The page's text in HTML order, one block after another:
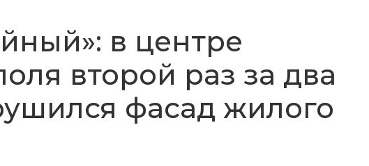
в центре
второй раз за два
фасад жилого